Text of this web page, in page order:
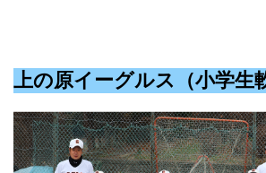
上の原イーグルス（小学生